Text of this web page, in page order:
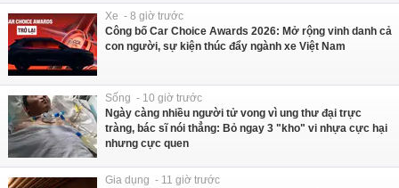
Xe - 8 giờ trước
Công bố Car Choice Awards 2026: Mở rộng vinh danh cả
con người, sự kiện thúc đẩy ngành xe Việt Nam
Sống - 10 giờ trước
Ngày càng nhiều người tử vong vì ung thư đại trực
tràng, bác sĩ nói thẳng: Bỏ ngay 3 "kho" vi nhựa cực hại
nhưng cực quen
Gia dụng - 11 giờ trước